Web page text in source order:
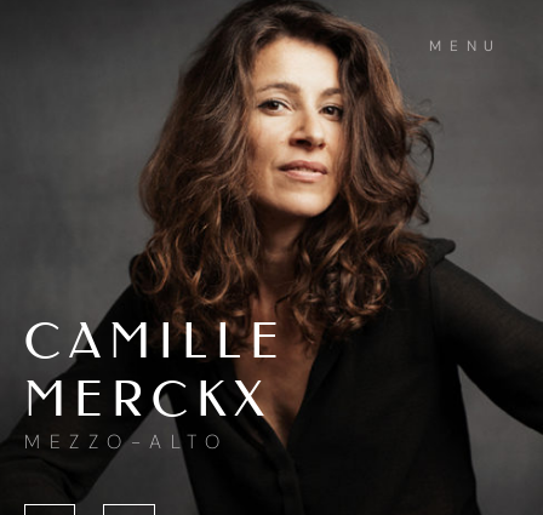
MENU
CAMILLE
MERCKX
MEZZO-ALTO